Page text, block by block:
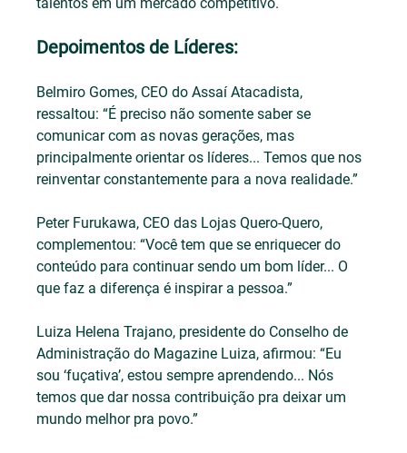
talentos em um mercado competitivo.
Depoimentos de Líderes:
Belmiro Gomes, CEO do Assaí Atacadista,
ressaltou: “É preciso não somente saber se
comunicar com as novas gerações, mas
principalmente orientar os líderes... Temos que nos
reinventar constantemente para a nova realidade.”
Peter Furukawa, CEO das Lojas Quero-Quero,
complementou: “Você tem que se enriquecer do
conteúdo para continuar sendo um bom líder... O
que faz a diferença é inspirar a pessoa.”
Luiza Helena Trajano, presidente do Conselho de
Administração do Magazine Luiza, afirmou: “Eu
sou ‘fuçativa’, estou sempre aprendendo... Nós
temos que dar nossa contribuição pra deixar um
mundo melhor pra povo.”